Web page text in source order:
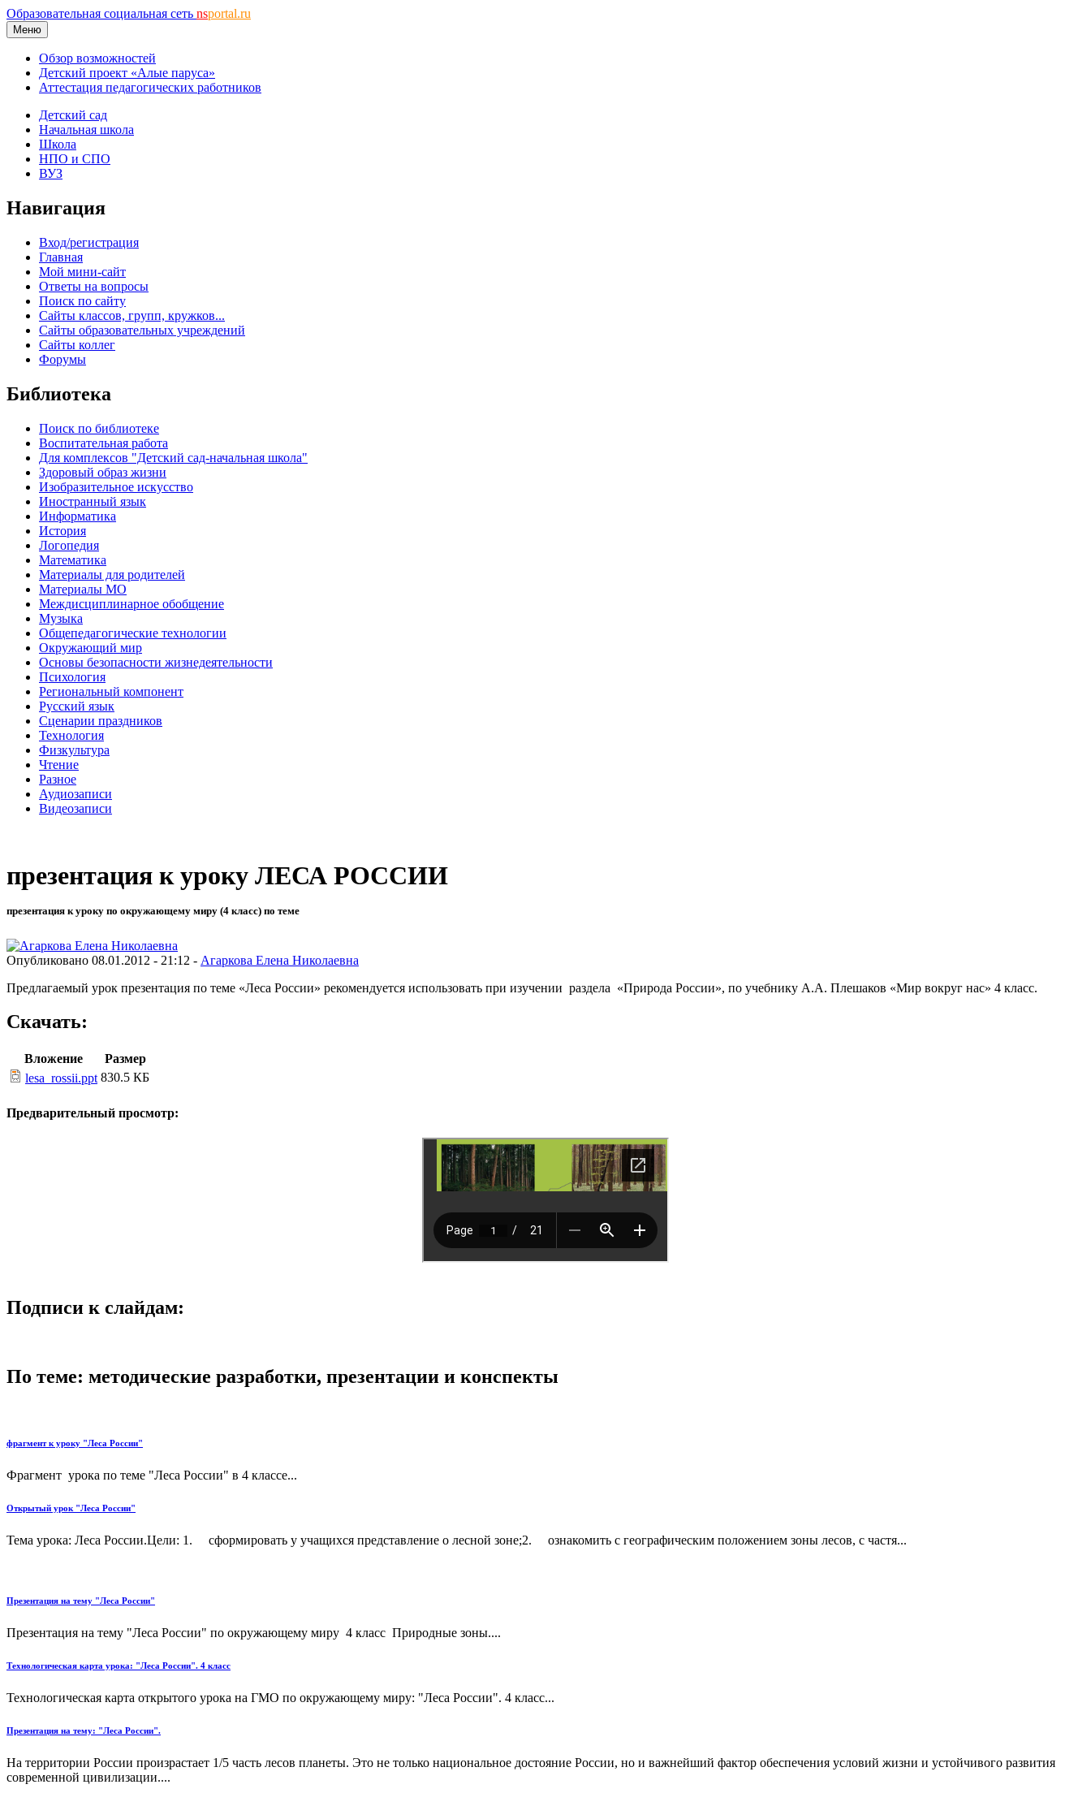
Образовательная социальная сеть nsportal.ru
Меню
Обзор возможностей
Детский проект «Алые паруса»
Аттестация педагогических работников
Детский сад
Начальная школа
Школа
НПО и СПО
ВУЗ
Навигация
Вход/регистрация
Главная
Мой мини-сайт
Ответы на вопросы
Поиск по сайту
Сайты классов, групп, кружков...
Сайты образовательных учреждений
Сайты коллег
Форумы
Библиотека
Поиск по библиотеке
Воспитательная работа
Для комплексов "Детский сад-начальная школа"
Здоровый образ жизни
Изобразительное искусство
Иностранный язык
Информатика
История
Логопедия
Математика
Материалы для родителей
Материалы МО
Междисциплинарное обобщение
Музыка
Общепедагогические технологии
Окружающий мир
Основы безопасности жизнедеятельности
Психология
Региональный компонент
Русский язык
Сценарии праздников
Технология
Физкультура
Чтение
Разное
Аудиозаписи
Видеозаписи
презентация к уроку ЛЕСА РОССИИ
презентация к уроку по окружающему миру (4 класс) по теме
Опубликовано 08.01.2012 - 21:12 - Агаркова Елена Николаевна
Предлагаемый урок презентация по теме «Леса России» рекомендуется использовать при изучении раздела «Природа России», по учебнику А.А. Плешаков «Мир вокруг нас» 4 класс.
Скачать:
Вложение
Размер
lesa_rossii.ppt 830.5 КБ
Предварительный просмотр:
Подписи к слайдам:
По теме: методические разработки, презентации и конспекты
фрагмент к уроку "Леса России"
Фрагмент урока по теме "Леса России" в 4 классе...
Открытый урок "Леса России"
Тема урока: Леса России.Цели: 1. сформировать у учащихся представление о лесной зоне;2. ознакомить с географическим положением зоны лесов, с частя...
Презентация на тему "Леса России"
Презентация на тему "Леса России" по окружающему миру 4 класс Природные зоны....
Технологическая карта урока: "Леса России". 4 класс
Технологическая карта открытого урока на ГМО по окружающему миру: "Леса России". 4 класс...
Презентация на тему: "Леса России".
На территории России произрастает 1/5 часть лесов планеты. Это не только национальное достояние России, но и важнейший фактор обеспечения условий жизни и устойчивого развития
современной цивилизации....